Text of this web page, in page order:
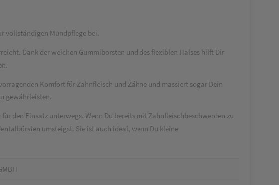
vollständigen Mundpflege bei.
Dank der weichen Gummiborsten und des flexiblen Halses hilft Dir
Komfort für Zahnfleisch und Zähne und massiert sogar Dein
gewährleisten.
den Einsatz unterwegs. Wenn Du bereits mit Zahnfleischbeschwerden zu
umsteigst. Sie ist auch ideal, wenn Du kleine